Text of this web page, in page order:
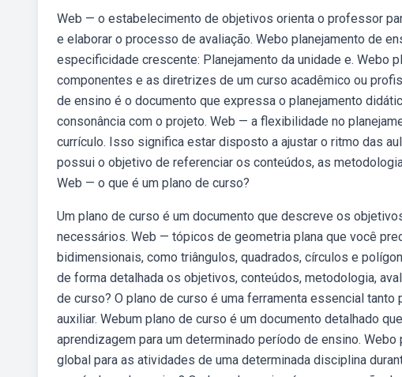
Web — o estabelecimento de objetivos orienta o professor
e elaborar o processo de avaliação. Webo planejamento de
especificidade crescente: Planejamento da unidade e. Webo
componentes e as diretrizes de um curso acadêmico ou
de ensino é o documento que expressa o planejamento
consonância com o projeto. Web — a flexibilidade no
currículo. Isso significa estar disposto a ajustar o ritmo das
possui o objetivo de referenciar os conteúdos, as
Web — o que é um plano de curso?
Um plano de curso é um documento que descreve os
necessários. Web — tópicos de geometria plana que você
bidimensionais, como triângulos, quadrados, círculos e
de forma detalhada os objetivos, conteúdos, metodologia,
de curso? O plano de curso é uma ferramenta essencial
auxiliar. Webum plano de curso é um documento detalhado
aprendizagem para um determinado período de ensino.
global para as atividades de uma determinada disciplina